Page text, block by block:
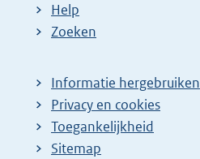
Help
Zoeken
Informatie hergebruiken
Privacy en cookies
Toegankelijkheid
Sitemap